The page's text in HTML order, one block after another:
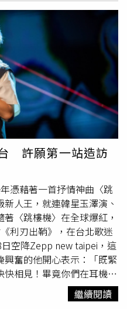
）【四大古文明展區 沉
兩河流域的文明搖籃，
影像，探索世界最早文字、
類秩序建立的重要開端。■
陵墓世界，在沉浸式光影與
，感受古埃及人對生命、死
文明從希臘神話到羅馬文
學，引領觀眾認識民主、哲
日世界文明的發展。■ 古
古城遺址場景重建動畫，
內在智慧，感受印度文明
育、藝術、娛樂與社交性
世界古文明沉浸體驗展》
識學習、美學欣賞、親子
設有多處拍照場景與互動
群、歷史愛好者及年輕朋友
新認識世界文明。當科技
是課本中的文字，而是一
憶的文明旅程。埃及文明
呈現。（圖片／業者提供）
藝術特區，一同踏上跨越五
許願第一站造訪
憑藉著一首抒情神曲〈跳
人王，就連韓星玉澤演、
〈跳樓機〉在全球爆紅，
利刃出鞘》，在台北歌迷
空降Zepp new taipei，這
奮的他開心表示：「既緊
相見！畢竟你們在耳機裡
趕快到演唱會現場，讓我親
的印象，LBI利比以一句
繼續閱讀